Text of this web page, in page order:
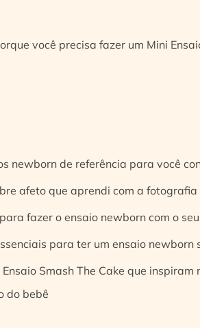
você precisa fazer um Mini
newborn de referência para você
afeto que aprendi com a
fazer o ensaio newborn com o
para ter um ensaio newborn
Smash The Cake que
do bebê